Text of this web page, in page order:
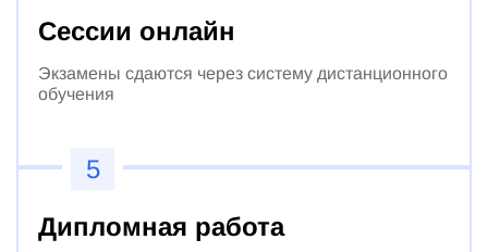
Сессии онлайн
Экзамены сдаются через систему дистанционного
обучения
5
Дипломная работа